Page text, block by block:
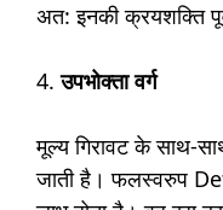
अत: इनकी क्रयशक्ति
4.उपभोक्ता वर्ग
मूल्य गिरावट के साथ-
जाती है। फलस्वरुप